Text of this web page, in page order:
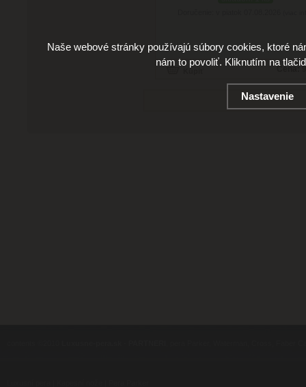
Cena:
Naše webové stránky používajú súbory cookies, ktoré
nám to povoliť. Kliknutím na
Nastavenie